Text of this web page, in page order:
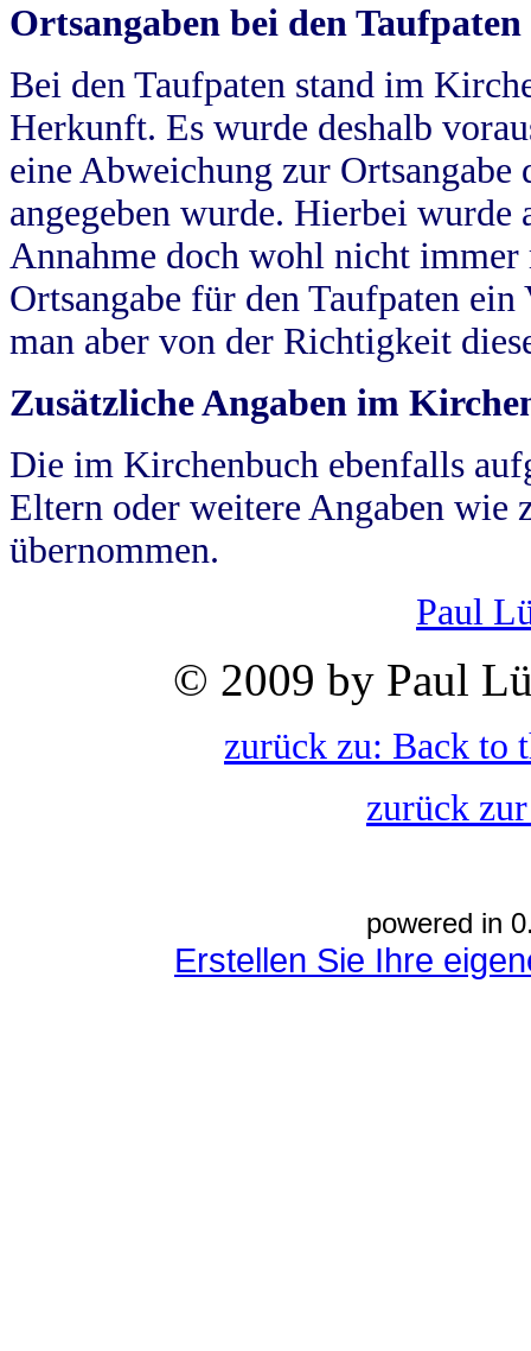
Ortsangaben bei den Taufpaten
Bei den Taufpaten stand im
Herkunft. Es wurde deshalb
eine Abweichung zur
angegeben wurde. Hierbei wurde
Annahme doch wohl nicht
Ortsangabe für den Taufpaten
man aber von der Richtigkeit
Zusätzliche Angaben im
Die im Kirchenbuch ebenfalls
Eltern oder weitere Angaben wie
übernommen.
Paul
© 2009 by Paul
zurück zu: Back to
zurück
powered in
Erstellen Sie Ihre